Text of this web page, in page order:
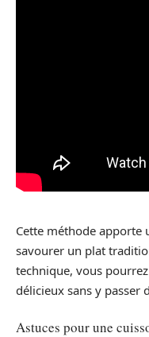
Cette méthode apporte
savourer un plat
technique, vous
délicieux sans y passer
Astuces pour une